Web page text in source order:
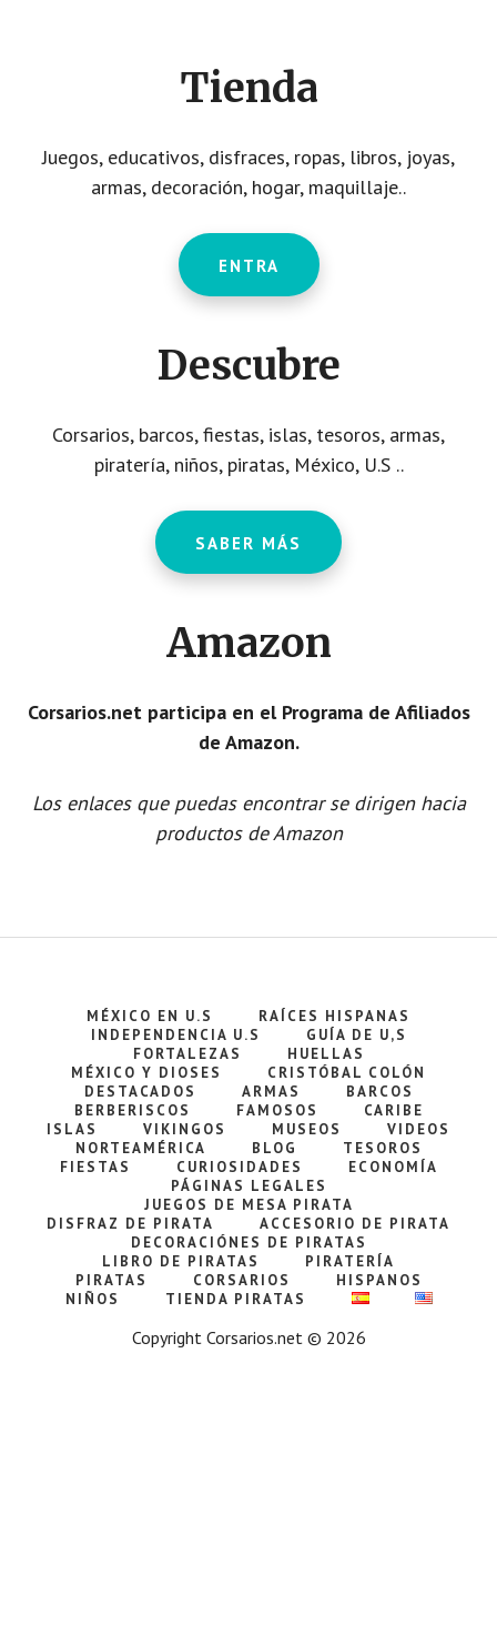
Tienda
Juegos, educativos, disfraces, ropas, libros, joyas,
armas, decoración, hogar, maquillaje..
ENTRA
Descubre
Corsarios, barcos, fiestas, islas, tesoros, armas,
piratería, niños, piratas, México, U.S ..
SABER MÁS
Amazon
Corsarios.net participa en el Programa de Afiliados
de Amazon.
Los enlaces que puedas encontrar se dirigen hacia
productos de Amazon
MÉXICO EN U.S
RAÍCES HISPANAS
INDEPENDENCIA U.S
GUÍA DE U,S
FORTALEZAS
HUELLAS
MÉXICO Y DIOSES
CRISTÓBAL COLÓN
DESTACADOS
ARMAS
BARCOS
BERBERISCOS
FAMOSOS
CARIBE
ISLAS
VIKINGOS MUSEOS
VIDEOS
NORTEAMÉRICA
BLOG
TESOROS
FIESTAS
CURIOSIDADES
ECONOMÍA
PÁGINAS LEGALES
JUEGOS DE MESA PIRATA
DISFRAZ DE PIRATA
ACCESORIO DE PIRATA
DECORACIÓNES DE PIRATAS
LIBRO DE PIRATAS
PIRATERÍA
PIRATAS
CORSARIOS
HISPANOS
NIÑOS
TIENDA PIRATAS
Copyright Corsarios.net © 2026